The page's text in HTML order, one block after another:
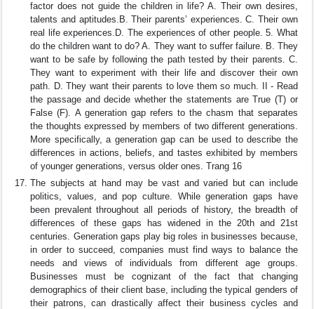
factor does not guide the children in life? A. Their own desires,
talents and aptitudes.B. Their parents’ experiences. C. Their own
real life experiences.D. The experiences of other people. 5. What
do the children want to do? A. They want to suffer failure. B. They
want to be safe by following the path tested by their parents. C.
They want to experiment with their life and discover their own
path. D. They want their parents to love them so much. II - Read
the passage and decide whether the statements are True (T) or
False (F). A generation gap refers to the chasm that separates
the thoughts expressed by members of two different generations.
More specifically, a generation gap can be used to describe the
differences in actions, beliefs, and tastes exhibited by members
of younger generations, versus older ones. Trang 16
The subjects at hand may be vast and varied but can include
politics, values, and pop culture. While generation gaps have
been prevalent throughout all periods of history, the breadth of
differences of these gaps has widened in the 20th and 21st
centuries. Generation gaps play big roles in businesses because,
in order to succeed, companies must find ways to balance the
needs and views of individuals from different age groups.
Businesses must be cognizant of the fact that changing
demographics of their client base, including the typical genders of
their patrons, can drastically affect their business cycles and